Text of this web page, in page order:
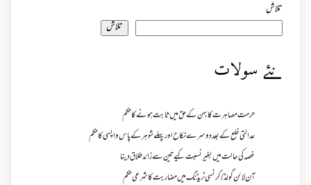
تلاش
تلاش
نئے سولات
حرمت مصاہرت کا بہن کے حق میں ثابت ہونے کا حکم
عدالتی خلع کے بعد دوسرے نکاح اور پہلے شوہر کے پاس واپسی کا حکم
غصہ کی حالت میں بغیر نسبت کیے تین سے زائد طلاق دینا
آن لائن گولڈ /کرنسی ٹریڈنگ میں مضاربت کا شرعی حکم